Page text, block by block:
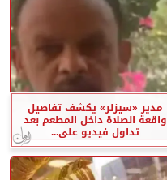
مدير «سيزلر» يكشف تفاصيل
واقعة الصلاة داخل المطعم بعد
تداول فيديو على...